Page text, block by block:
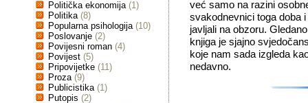
Politička ekonomija (1)
Politika (8)
Popularna psihologija (10)
Poslovanje (2)
Povijesni roman (4)
Povijest (5)
Pripovijetke (11)
Proza (9)
Publicistika (1)
Putopis (2)
već samo na razini
svakodnevnici toga doba
javljali na obzoru.
knjiga je sjajno
koje nam sada izgleda
nedavno.